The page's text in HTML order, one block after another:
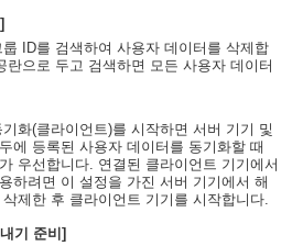
ID를 검색하여 사용자 데이터를 삭제합
란으로 두고 검색하면 모든 사용자 데이터
화(클라이언트)를 시작하면 서버 기기 및
에 등록된 사용자 데이터를 동기화할 때
우선합니다. 연결된 클라이언트 기기에서
하려면 이 설정을 가진 서버 기기에서 해
제한 후 클라이언트 기기를 시작합니다.
기 준비]